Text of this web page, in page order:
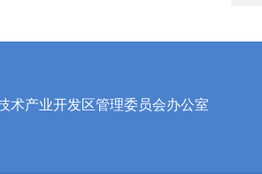
术产业开发区管理委员会办公室